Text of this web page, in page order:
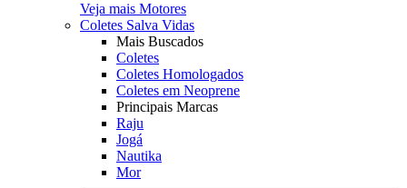
Veja mais Motores
Coletes Salva Vidas
Mais Buscados
Coletes
Coletes Homologados
Coletes em Neoprene
Principais Marcas
Raju
Jogá
Nautika
Mor